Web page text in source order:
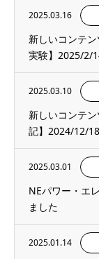
2025.03.16
新しいコンテ
実験】2025/2/
2025.03.10
新しいコンテ
記】2024/12/
2025.03.01
NEパワー・エ
ました
2025.01.14